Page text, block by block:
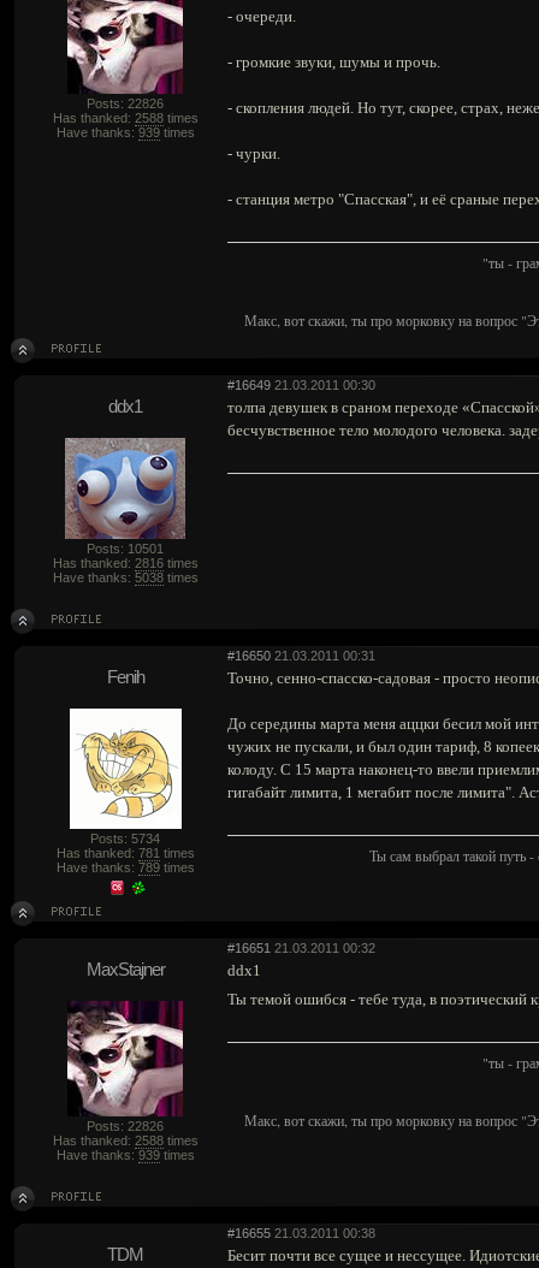
Posts: 22826
Has thanked: 2588times
Have thanks: 939times
- очереди.
- громкие звуки, шумы и прочь.
- скопления людей. Но тут, скорее, страх,
- чурки.
- станция метро "Спасская", и её сраные
"ты -
Макс, вот скажи, ты про морковку на вопрос
#16649 21.03.2011 00:30
ddx1
Posts: 10501
Has thanked: 2816times
Have thanks: 5038times
толпа девушек в сраном переходе
бесчувственное тело молодого человека.
#16650 21.03.2011 00:31
Fenih
Posts: 5734
Has thanked: 781 times
Have thanks: 789times
Точно, сенно-спасско-садовая - просто
До середины марта меня аццки бесил мой
чужих не пускали, и был один тариф, 8
колоду. С 15 марта наконец-то ввели
гигабайт лимита, 1 мегабит после лимита".
Ты сам выбрал такой путь -
#16651 21.03.2011 00:32
MaxStajner
Posts: 22826
Has thanked: 2588times
Have thanks: 939times
ddx1
Ты темой ошибся - тебе туда, в поэтический
"ты -
Макс, вот скажи, ты про морковку на вопрос
#16655 21.03.2011 00:38
TDM
Бесит почти все сущее и нессущее.